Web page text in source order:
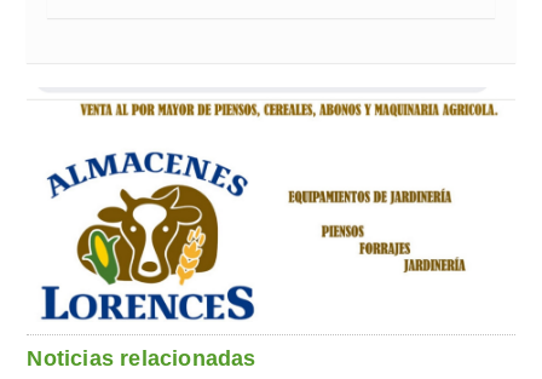
Noticias relacionadas